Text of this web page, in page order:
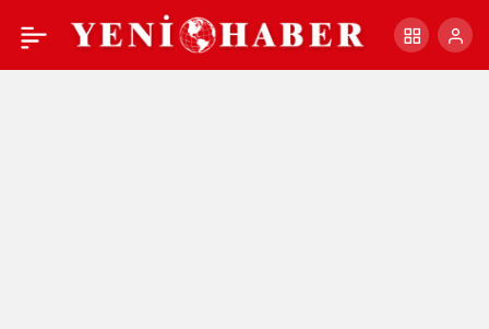
TEKSÜT BANDIRMA BK, + - Paylaş